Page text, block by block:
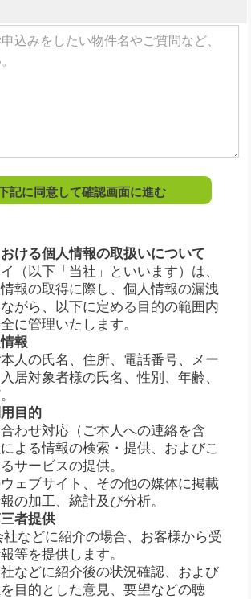
に同意して確認画面に進む
ける個人情報の取扱いについて
（以下「当社」といいます）は、
報の取得に際し、個人情報の漏洩
がら、以下に定める目的の範囲内
に管理いたします。
報
人の氏名、住所、電話番号、メー
居対象者様の氏名、性別、年齢、
目的
合わせ対応（ご本人への連絡を含
よる情報の検索・提供、およびこ
サービスの提供。
ウェブサイト、その他の媒体に掲載
の加工、統計及び分析。
者提供
社などに紹介の場合、お客様から受
等を提供します。
社などに紹介後の状況確認、および
目的とした意見、要望などの聴